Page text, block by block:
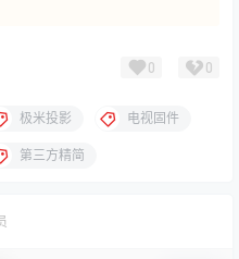
0 0
极米投影 电视固件
第三方精简